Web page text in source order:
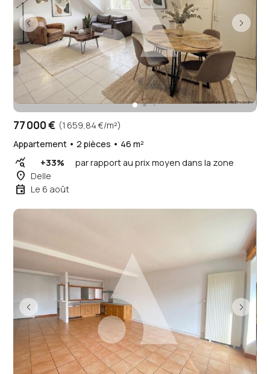
77 000 € (1 659,84 €/m²)
Appartement • 2 pièces • 46 m²
query_stats +33% par rapport au prix moyen dans la zone
place Delle
event Le 6 août